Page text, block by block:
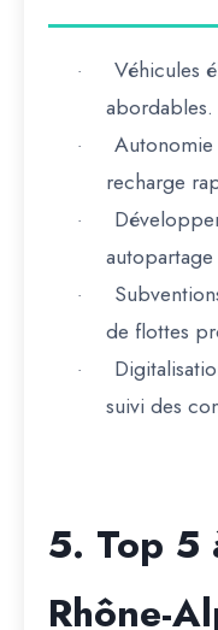
·
Véhicules
abordables.
·
recharge
·
·
de flottes
·
suivi des
5. Top 5
Rhône-